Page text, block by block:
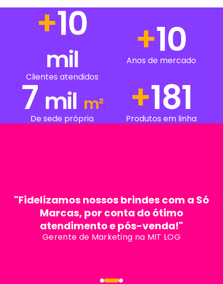
+14
mil
Clientes atendidos
+14
Anos de mercado
7 mil m²
De sede própria +237
Produtos em linha
"Fidelizamos nossos brindes com a Só
Marcas, por conta do ótimo
atendimento e pós-venda!"
Gerente de Marketing na MIT LOG